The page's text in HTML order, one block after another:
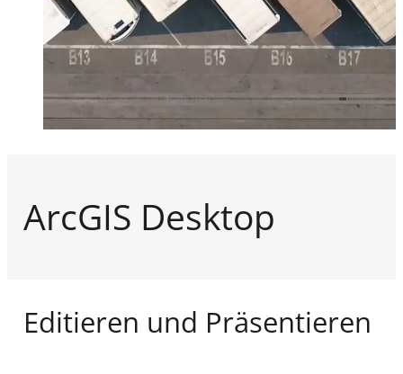
ArcGIS Desktop
Editieren und Präsentieren